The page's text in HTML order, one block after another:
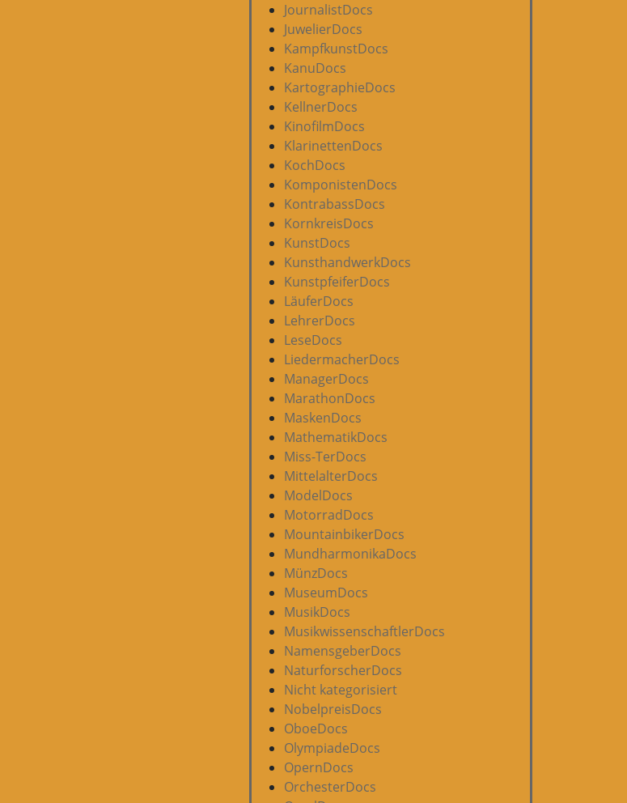
JournalistDocs
JuwelierDocs
KampfkunstDocs
KanuDocs
KartographieDocs
KellnerDocs
KinofilmDocs
KlarinettenDocs
KochDocs
KomponistenDocs
KontrabassDocs
KornkreisDocs
KunstDocs
KunsthandwerkDocs
KunstpfeiferDocs
LäuferDocs
LehrerDocs
LeseDocs
LiedermacherDocs
ManagerDocs
MarathonDocs
MaskenDocs
MathematikDocs
Miss-TerDocs
MittelalterDocs
ModelDocs
MotorradDocs
MountainbikerDocs
MundharmonikaDocs
MünzDocs
MuseumDocs
MusikDocs
MusikwissenschaftlerDocs
NamensgeberDocs
NaturforscherDocs
Nicht kategorisiert
NobelpreisDocs
OboeDocs
OlympiadeDocs
OpernDocs
OrchesterDocs